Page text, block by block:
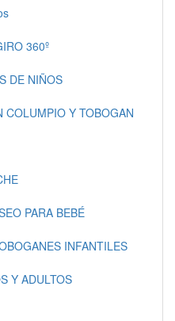
360º
DE NIÑOS
COLUMPIO Y TOBOGAN
PARA BEBÉ
INFANTILES
Y ADULTOS